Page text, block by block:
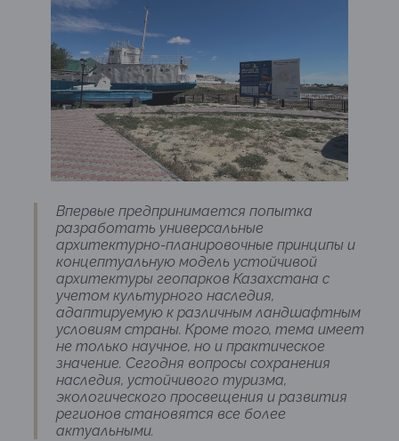
Впервые предпринимается попытка
разработать универсальные
архитектурно-планировочные принципы и
концептуальную модель устойчивой
архитектуры геопарков Казахстана с
учетом культурного наследия,
адаптируемую к различным ландшафтным
условиям страны. Кроме того, тема имеет
не только научное, но и практическое
значение. Сегодня вопросы сохранения
наследия, устойчивого туризма,
экологического просвещения и развития
регионов становятся все более
актуальными.